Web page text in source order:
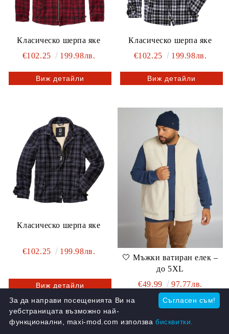
Класическо шерпа яке
€102.25
199.98лв.
Виж детайли
Класическо шерпа яке
€102.25
199.98лв.
Виж детайли
Класическо шерпа яке
€102.25 199.98лв.
Виж детайли
🤍 Мъжки ватиран елек –
до 5XL
€49.99
97.77лв.
Виж детайли
Съгласен съм!
За да направи посещенията Ви на
уебстраницата възможно най-
функционални, maxi-mod.com използвабисквитки.